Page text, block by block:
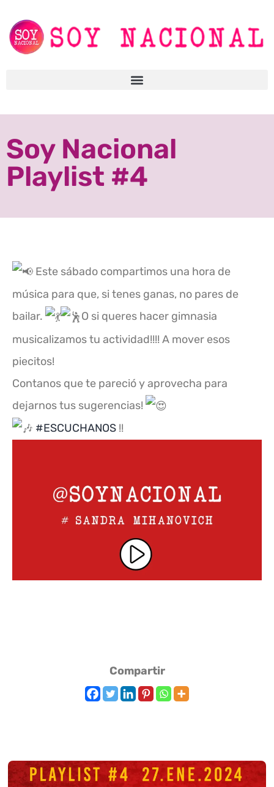
Soy Nacional
Playlist #4
Este sábado compartimos una hora de
música para que, si tenes ganas, no pares de
bailar.
O si queres hacer gimnasia
musicalizamos tu actividad!!!! A mover esos
piecitos!
Contanos que te pareció y aprovecha para
dejarnos tus sugerencias!
#ESCUCHANOS !!
Compartir